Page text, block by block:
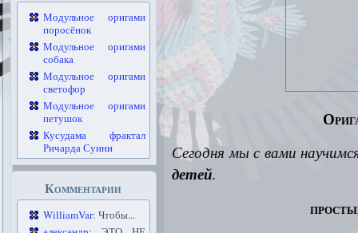
Модульное оригами
поросёнок
Модульное оригами
собака
Модульное оригами
светофор
Модульное оригами
петушок
Кусудама фрактал
Ричарда Суини
Комментарии
WilliamVar: Чтобы...
Сегодня мы с вами
детей.